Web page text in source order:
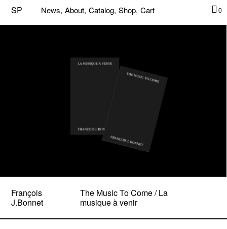
News, About, Catalog, Shop, Cart
SP 0
François
J.Bonnet
The Music To Come / La
musique à venir